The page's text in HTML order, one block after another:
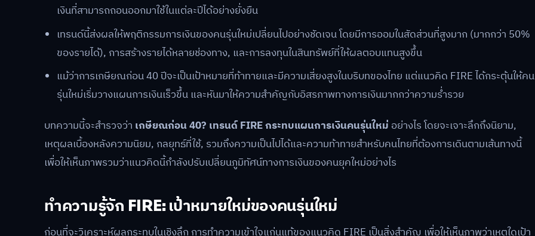
เงินที่สามารถถอนออกมาใช้ในแต่ละปีได้อย่างยั่งยืน
เทรนด์นี้ส่งผลให้พฤติกรรมการเงินของคนรุ่นใหม่เปลี่ยนไปอย่างชัดเจน โดยมีการออมในสัดส่วนที่สูงมาก (มากกว่า 50%
ของรายได้), การสร้างรายได้หลายช่องทาง, และการลงทุนในสินทรัพย์ที่ให้ผลตอบแทนสูงขึ้น
แม้ว่าการเกษียณก่อน 40 ปีจะเป็นเป้าหมายที่ท้าทายและมีความเสี่ยงสูงในบริบทของไทย แต่แนวคิด FIRE ได้กระตุ้นให้คน
รุ่นใหม่เริ่มวางแผนการเงินเร็วขึ้น และหันมาให้ความสำคัญกับอิสรภาพทางการเงินมากกว่าความร่ำรวย
บทความนี้จะสำรวจว่า เกษียณก่อน 40? เทรนด์ FIRE กระทบแผนการเงินคนรุ่นใหม่ อย่างไร โดยจะเจาะลึกถึงนิยาม,
เหตุผลเบื้องหลังความนิยม, กลยุทธ์ที่ใช้, รวมถึงความเป็นไปได้และความท้าทายสำหรับคนไทยที่ต้องการเดินตามเส้นทางนี้
เพื่อให้เห็นภาพรวมว่าแนวคิดนี้กำลังปรับเปลี่ยนภูมิทัศน์ทางการเงินของคนยุคใหม่อย่างไร
ทำความรู้จัก FIRE: เป้าหมายใหม่ของคนรุ่นใหม่
ก่อนที่จะวิเคราะห์ผลกระทบในเชิงลึก การทำความเข้าใจแก่นแท้ของแนวคิด FIRE เป็นสิ่งสำคัญ เพื่อให้เห็นภาพว่าเหตุใดเป้า